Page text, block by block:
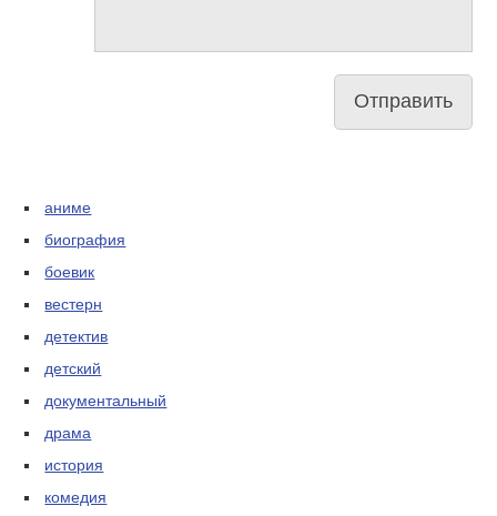
аниме
биография
боевик
вестерн
детектив
детский
документальный
драма
история
комедия